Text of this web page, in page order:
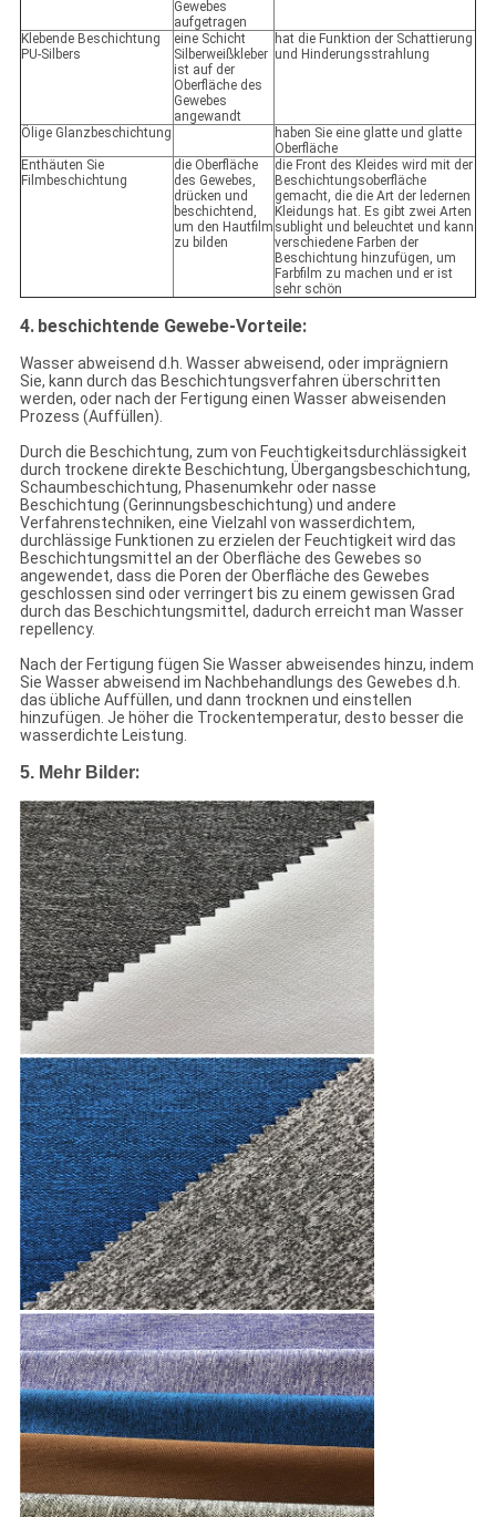
Gewebes
aufgetragen
Klebende Beschichtung
PU-Silbers
eine Schicht
Silberweißkleber
ist auf der
Oberfläche des
Gewebes
angewandt
hat die Funktion der Schattierung
und Hinderungsstrahlung
Ölige Glanzbeschichtung
haben Sie eine glatte und glatte
Oberfläche
Enthäuten Sie
Filmbeschichtung
die Oberfläche
des Gewebes,
drücken und
beschichtend,
um den Hautfilm
zu bilden
die Front des Kleides wird mit der
Beschichtungsoberfläche
gemacht, die die Art der ledernen
Kleidungs hat. Es gibt zwei Arten
sublight und beleuchtet und kann
verschiedene Farben der
Beschichtung hinzufügen, um
Farbfilm zu machen und er ist
sehr schön
4. beschichtende Gewebe-Vorteile:
Wasser abweisend d.h. Wasser abweisend, oder imprägniern
Sie, kann durch das Beschichtungsverfahren überschritten
werden, oder nach der Fertigung einen Wasser abweisenden
Prozess (Auffüllen).
Durch die Beschichtung, zum von Feuchtigkeitsdurchlässigkeit
durch trockene direkte Beschichtung, Übergangsbeschichtung,
Schaumbeschichtung, Phasenumkehr oder nasse
Beschichtung (Gerinnungsbeschichtung) und andere
Verfahrenstechniken, eine Vielzahl von wasserdichtem,
durchlässige Funktionen zu erzielen der Feuchtigkeit wird das
Beschichtungsmittel an der Oberfläche des Gewebes so
angewendet, dass die Poren der Oberfläche des Gewebes
geschlossen sind oder verringert bis zu einem gewissen Grad
durch das Beschichtungsmittel, dadurch erreicht man Wasser
repellency.
Nach der Fertigung fügen Sie Wasser abweisendes hinzu, indem
Sie Wasser abweisend im Nachbehandlungs des Gewebes d.h.
das übliche Auffüllen, und dann trocknen und einstellen
hinzufügen. Je höher die Trockentemperatur, desto besser die
wasserdichte Leistung.
5. Mehr Bilder: